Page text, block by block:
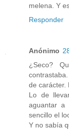
melena. Y
Responder
Anónimo
¿Seco?
de carácter.
Lo de
aguantar a
sencillo el
Y no sabía